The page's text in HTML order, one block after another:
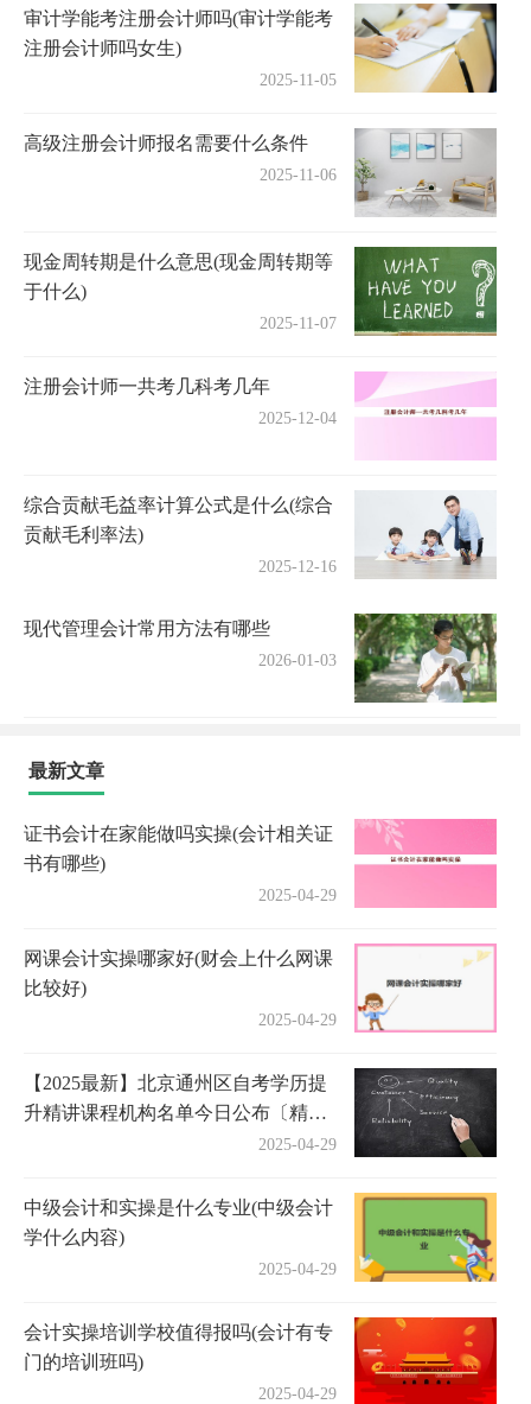
审计学能考注册会计师吗(审计学能考
注册会计师吗女生)
2025-11-05
高级注册会计师报名需要什么条件
2025-11-06
现金周转期是什么意思(现金周转期等
于什么)
2025-11-07
注册会计师一共考几科考几年
2025-12-04
综合贡献毛益率计算公式是什么(综合
贡献毛利率法)
2025-12-16
现代管理会计常用方法有哪些
2026-01-03
最新文章
证书会计在家能做吗实操(会计相关证
书有哪些)
2025-04-29
网课会计实操哪家好(财会上什么网课
比较好)
2025-04-29
【2025最新】北京通州区自考学历提
升精讲课程机构名单今日公布〔精选
2025-04-29
中级会计和实操是什么专业(中级会计
学什么内容)
2025-04-29
会计实操培训学校值得报吗(会计有专
门的培训班吗)
2025-04-29